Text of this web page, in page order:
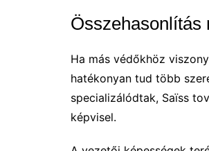
Összehasonlítás
Ha más védőkhöz
hatékonyan tud több
specializálódtak, Saïss
képvisel.